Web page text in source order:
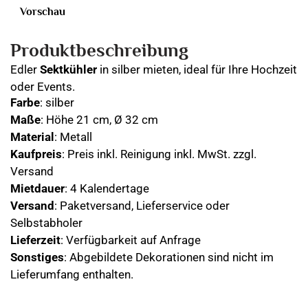
Produktbeschreibung
Edler Sektkühler in silber mieten, ideal für Ihre Hochzeit
oder Events.
Farbe: silber
Maße: Höhe 21 cm, Ø 32 cm
Material : Metall
Kaufpreis: Preis inkl. Reinigung inkl. MwSt. zzgl.
Versand
Mietdauer: 4 Kalendertage
Versand : Paketversand, Lieferservice oder
Selbstabholer
Lieferzeit: Verfügbarkeit auf Anfrage
Sonstiges: Abgebildete Dekorationen sind nicht im
Lieferumfang enthalten.
Vorschau